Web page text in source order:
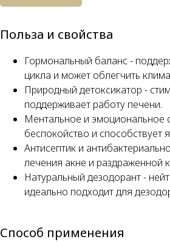
Польза и свойства
Гормональный баланс -
цикла и может облегчить
Природный детоксикатор -
поддерживает работу печени.
Ментальное и эмоциональное
беспокойство и способствует
Антисептик и
лечения акне и раздраженной
Натуральный дезодорант -
идеально подходит для
Способ применения